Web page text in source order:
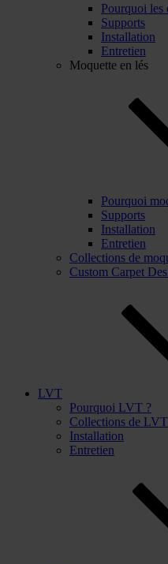
Pourquoi les
Supports
Installation
Entretien
Moquette en lés
Pourquoi
Supports
Installation
Entretien
Collections de
Custom Carpet
LVT
Pourquoi LVT ?
Collections de LVT
Installation
Entretien